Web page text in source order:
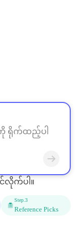
လိုက်ပါ။
Step. 3
Reference Picks